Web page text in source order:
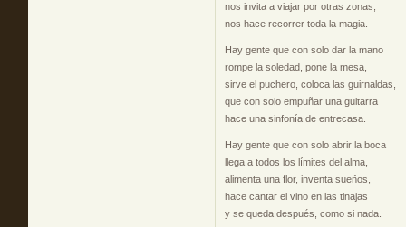
nos invita a viajar por otras zonas,
nos hace recorrer toda la magia.
Hay gente que con solo dar la mano
rompe la soledad, pone la mesa,
sirve el puchero, coloca las guirnaldas,
que con solo empuñar una guitarra
hace una sinfonía de entrecasa.
Hay gente que con solo abrir la boca
llega a todos los límites del alma,
alimenta una flor, inventa sueños,
hace cantar el vino en las tinajas
y se queda después, como si nada.